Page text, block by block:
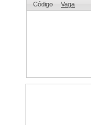
Código Vaga